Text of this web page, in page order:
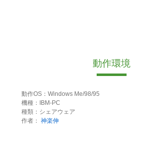
動作環境
動作OS：Windows Me/98/95
機種：IBM-PC
種類：シェアウェア
作者： 神楽伸